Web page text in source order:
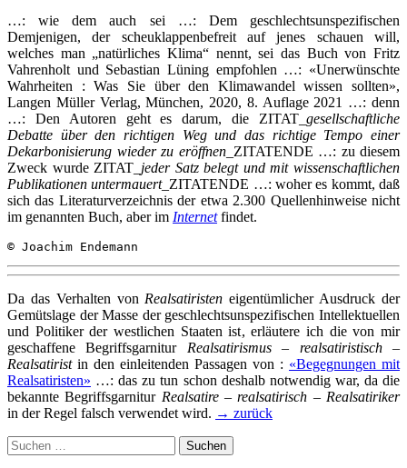
…: wie dem auch sei …: Dem geschlechtsunspezifischen
Demjenigen, der scheuklappenbefreit auf jenes schauen will,
welches man „natürliches Klima“ nennt, sei das Buch von Fritz
Vahrenholt und Sebastian Lüning empfohlen …: «Unerwünschte
Wahrheiten : Was Sie über den Klimawandel wissen sollten»,
Langen Müller Verlag, München, 2020, 8. Auflage 2021 …: denn
…: Den Autoren geht es darum, die ZITAT_ gesellschaftliche
Debatte über den richtigen Weg und das richtige Tempo einer
Dekarbonisierung wieder zu eröffnen_ZITATENDE …: zu diesem
Zweck wurde ZITAT_ jeder Satz belegt und mit wissenschaftlichen
Publikationen untermauert_ZITATENDE …: woher es kommt, daß
sich das Literaturverzeichnis der etwa 2.300 Quellenhinweise nicht
im genannten Buch, aber im Internetfindet.
© Joachim Endemann
Da das Verhalten von Realsatiristen eigentümlicher Ausdruck der
Gemütslage der Masse der geschlechtsunspezifischen Intellektuellen
und Politiker der westlichen Staaten ist, erläutere ich die von mir
geschaffene Begriffsgarnitur Realsatirismus – realsatiristisch –
Realsatiristin den einleitenden Passagen von : «Begegnungen mit
Realsatiristen» …: das zu tun schon deshalb notwendig war, da die
bekannte Begriffsgarnitur Realsatire – realsatirisch – Realsatiriker
in der Regel falsch verwendet wird. → zurück
Suchen
nach: